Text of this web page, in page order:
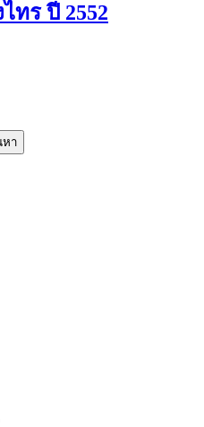
ทร ปี 2552
หา